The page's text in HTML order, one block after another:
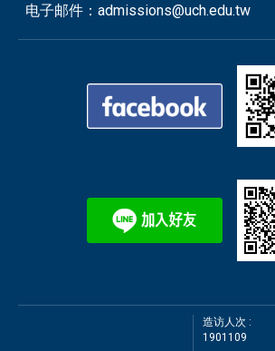
电子邮件：admissions@uch.edu.tw
造访人次 :
1901109